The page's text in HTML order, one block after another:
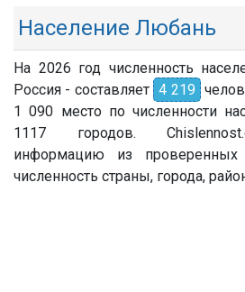
Население Любань
На 2026 год численность
Россия - составляет 4 219
1 090 место по численности
1117 городов.
информацию из проверенных
численность страны, города,